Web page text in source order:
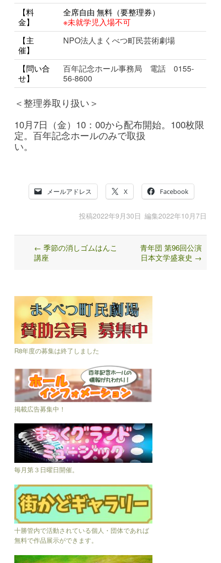
【料
金】
全席自由 無料（要整理券）
※未就学児入場不可
【主
催】
NPO法人まくべつ町民芸術劇場
【問い合
せ】
百年記念ホール事務局 電話 0155-
56-8600
＜整理券取り扱い＞
10月7日（金）10：00から配布開始。100枚限
定。百年記念ホールのみで取扱
い。
メールアドレス X Facebook
投稿2022年9月30日 編集2022年10月7日
Post
navigation
← 季節の消しゴムはんこ
講座
青年団 第96回公演
日本文学盛衰史 →
R8年度の募集は終了しました
掲載広告募集中！
毎月第３日曜日開催。
十勝管内で活動されている個人・団体であれば
無料で作品展示ができます。